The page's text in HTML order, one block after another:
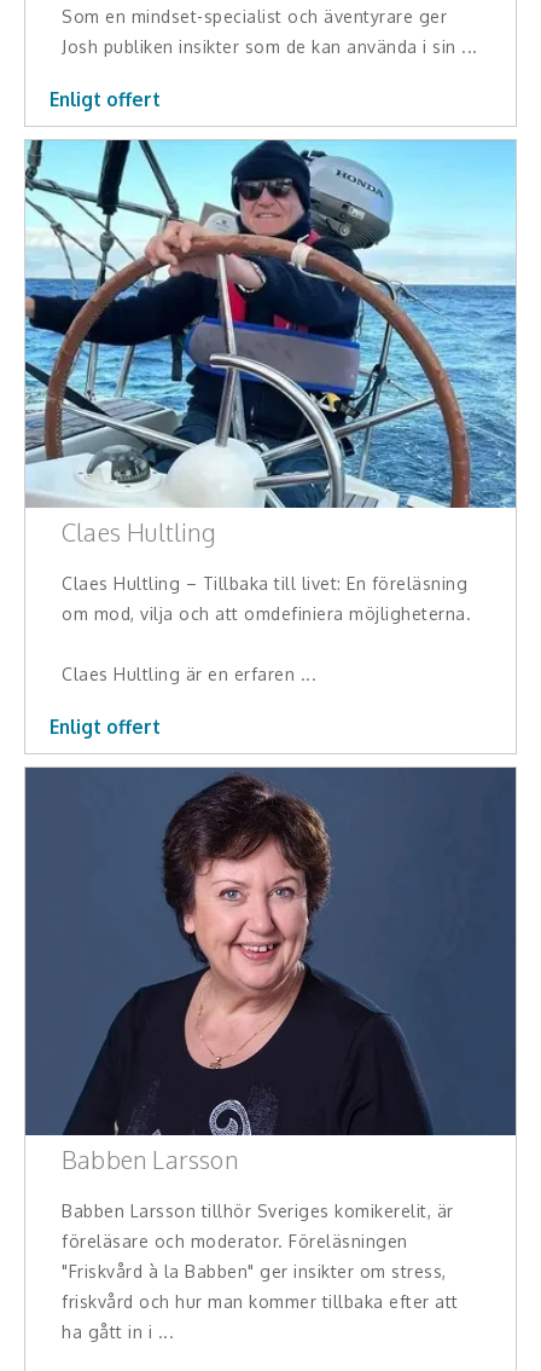
Middagsunderhållning
Musiker
Something a Little Different
Underhållning
Affärsnytta
Kända personer
Företagsledare
Författare
Idrottare och äventyrare
Kända musiker
Alla talare
Alla ämnen
Som en mindset-specialist och äventyrare ger
Josh publiken insikter som de kan använda i sin ...
Enligt offert
Claes Hultling
Claes Hultling – Tillbaka till livet: En föreläsning
om mod, vilja och att omdefiniera möjligheterna.
Claes Hultling är en erfaren ...
Enligt offert
Babben Larsson
Babben Larsson tillhör Sveriges komikerelit, är
föreläsare och moderator. Föreläsningen
"Friskvård à la Babben" ger insikter om stress,
friskvård och hur man kommer tillbaka efter att
ha gått in i ...